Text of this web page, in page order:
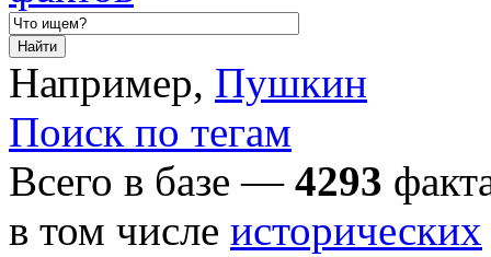
Например, Пушкин
Поиск по тегам
Всего в базе — 4293
в том числе исторических